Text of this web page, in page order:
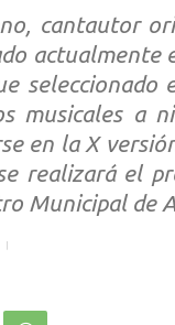
cantautor
actualmente
seleccionado
musicales a
en la X
realizará el
Municipal de